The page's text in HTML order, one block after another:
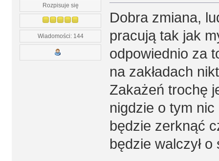
Rozpisuje się
Wiadomości: 144
Dobra zmiana,
pracują tak jak
odpowiednio za
na zakładach
Zakażeń trochę
nigdzie o tym
będzie zerknąć
będzie walczył o